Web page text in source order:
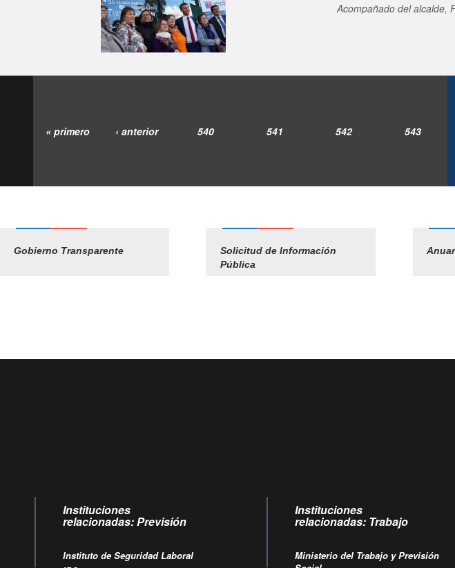
Acompañado del alcalde,
« primero ‹ anterior 540 541 542 543
Gobierno Transparente
Solicitud de Información
Pública
Pago Proveedores
Empleos Públicos
Instituciones
relacionadas: Previsión
Instituto de Seguridad Laboral
Instituciones
relacionadas: Trabajo
Ministerio del Trabajo y Previsión